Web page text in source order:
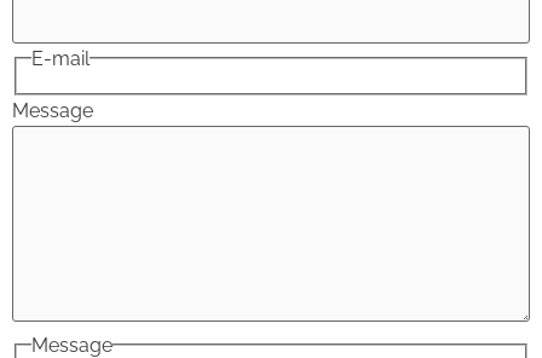
E-mail
Message
Message